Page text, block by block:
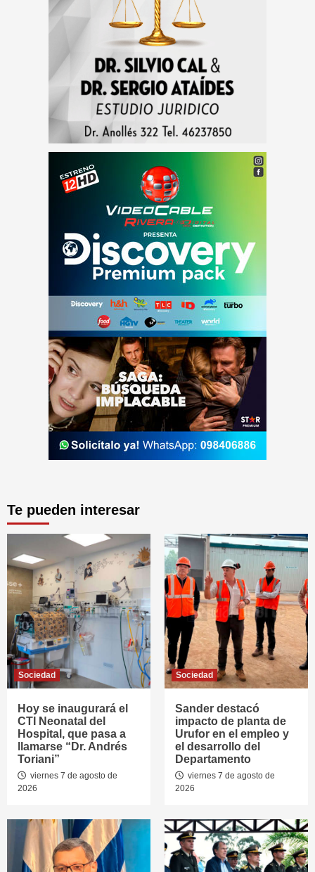
Te pueden interesar
Sociedad
Hoy se inaugurará el
CTI Neonatal del
Hospital, que pasa a
llamarse “Dr. Andrés
Toriani”
viernes 7 de agosto de
2026
Sociedad
Sander destacó
impacto de planta de
Urufor en el empleo y
el desarrollo del
Departamento
viernes 7 de agosto de
2026